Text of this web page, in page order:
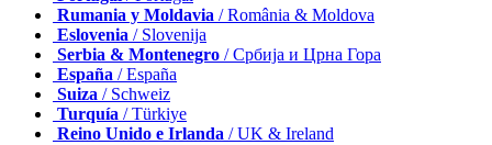
Rumania y Moldavia / România & Moldova
Eslovenia / Slovenija
Serbia & Montenegro / Србија и Црна Гора
España / España
Suiza / Schweiz
Turquía / Türkiye
Reino Unido e Irlanda / UK & Ireland